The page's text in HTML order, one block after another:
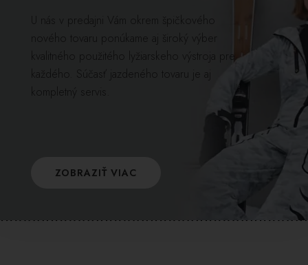
U nás v predajni Vám okrem špičkového
nového tovaru ponúkame aj široký výber
kvalitného použitého lyžiarskeho výstroja pre
každého. Súčasť jazdeného tovaru je aj
kompletný servis.
ZOBRAZIŤ VIAC